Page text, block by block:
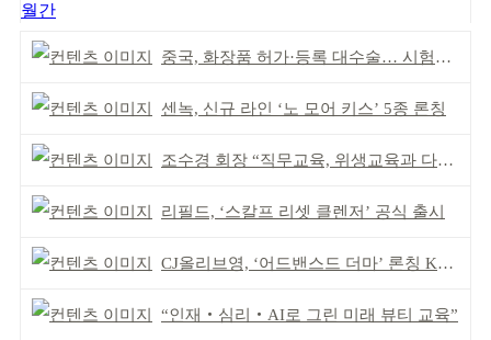
월간
중국, 화장품 허가·등록 대수술… 시험자료 공용 허용
센녹, 신규 라인 ‘노 모어 키스’ 5종 론칭
조수경 회장 “직무교육, 위생교육과 다르다”
리필드, ‘스칼프 리셋 클렌저’ 공식 출시
CJ올리브영, ‘어드밴스드 더마’ 론칭 K더마 육성 박차
“인재‧심리‧AI로 그린 미래 뷰티 교육”